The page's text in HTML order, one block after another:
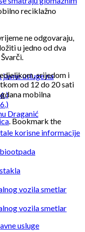
usluge na
Draganić
korisne informacije
biootpada
vozila smetlar
vozila smetlar
reciklažno
ne odgovaraju,
u jedno od dva
srijedom i
od 12 do 20 sati
mobilna
. Bookmark the
usluge